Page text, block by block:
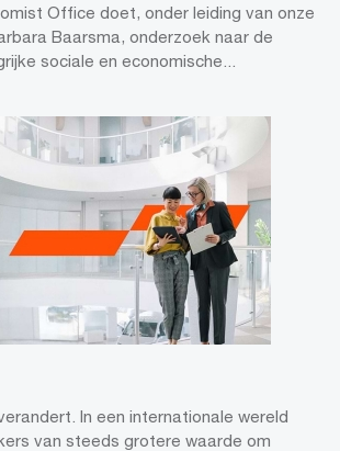
Office doet, onder leiding van onze
Baarsma, onderzoek naar de
sociale en economische...
In een internationale wereld
van steeds grotere waarde om